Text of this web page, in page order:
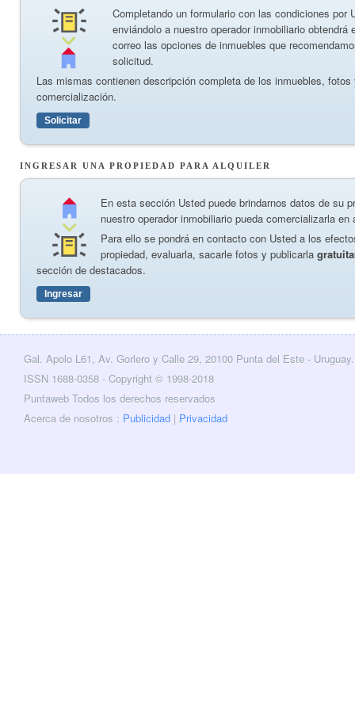
Completando un formulario con las condiciones por
enviándolo a nuestro operador inmobiliario obtendrá
correo las opciones de inmuebles que
solicitud.
Las mismas contienen descripción completa de los inmuebles,
comercialización.
Solicitar
INGRESAR UNA PROPIEDAD PARA ALQUILER
En esta sección Usted puede brindarnos datos de su
nuestro operador inmobiliario pueda comercializarla en
Para ello se pondrá en contacto con Usted a los
propiedad, evaluarla, sacarle fotos y publicarla
sección de destacados.
Ingresar
Gal. Apolo L61, Av. Gorlero y Calle 29, 20100 Punta del Este - Uruguay.
ISSN 1688-0358 - Copyright © 1998-2018
Puntaweb Todos los derechos reservados
Acerca de nosotros : Publicidad | Privacidad
Twitter